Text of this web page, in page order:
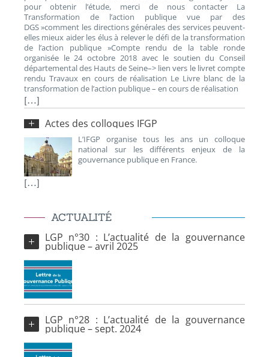
pour obtenir l’étude, merci de nous contacter La
Transformation de l’action publique vue par des
DGS »comment les directions générales des services peuvent-
elles mieux aider les élus à relever le défi de la transformation
de l’action publique »Compte rendu de la table ronde
organisée le 24 octobre 2018 avec le soutien du Conseil
départemental des Hauts de Seine–> lien vers le livret compte
rendu Travaux en cours de réalisation Le Livre blanc de la
transformation de l’action publique – en cours de réalisation
[…]
Actes des colloques IFGP
L’IFGP organise tous les ans un colloque
national sur les différents enjeux de la
gouvernance publique en France.
[…]
ACTUALITÉ
LGP n°30 : L’actualité de la gouvernance
publique – avril 2025
LGP n°28 : L’actualité de la gouvernance
publique – sept. 2024